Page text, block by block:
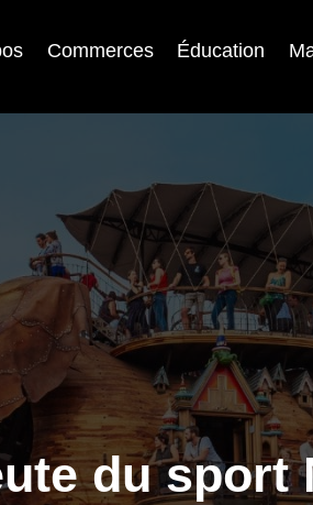
Commerces Éducation
du sport